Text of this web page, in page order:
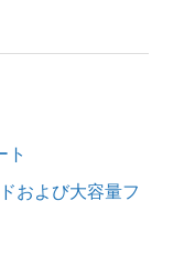
ト
および大容量フ